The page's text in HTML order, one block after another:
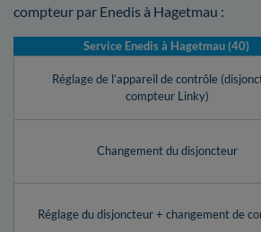
compteur par Enedis à Hagetmau :
Service Enedis à Hagetmau (40)
Réglage de l’appareil de contrôle
compteur Linky)
Changement du disjoncteur
Réglage du disjoncteur + changement de